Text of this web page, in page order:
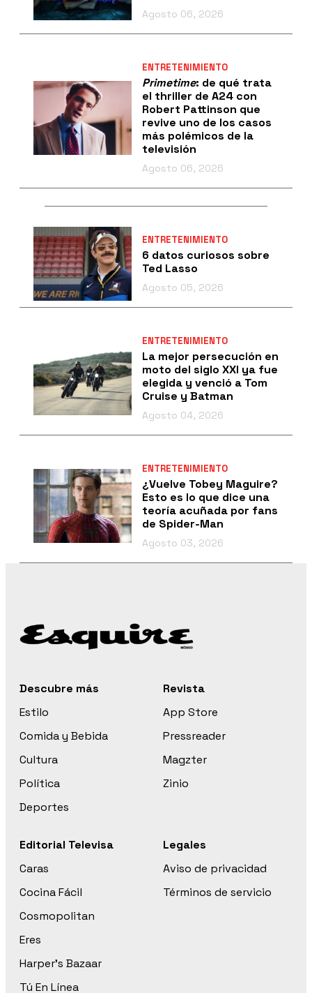
Agosto 06, 2026
ENTRETENIMIENTO
Primetime: de qué trata
el thriller de A24 con
Robert Pattinson que
revive uno de los casos
más polémicos de la
televisión
Agosto 06, 2026
ENTRETENIMIENTO
6 datos curiosos sobre
Ted Lasso
Agosto 05, 2026
ENTRETENIMIENTO
La mejor persecución en
moto del siglo XXI ya fue
elegida y venció a Tom
Cruise y Batman
Agosto 04, 2026
ENTRETENIMIENTO
¿Vuelve Tobey Maguire?
Esto es lo que dice una
teoría acuñada por fans
de Spider-Man
Agosto 03, 2026
Descubre más
Estilo
Comida y Bebida
Cultura
Política
Deportes
Revista
App Store
Pressreader
Magzter
Zinio
Editorial Televisa
Caras
Cocina Fácil
Cosmopolitan
Eres
Harper’s Bazaar
Tú En Línea
Legales
Aviso de privacidad
Términos de servicio